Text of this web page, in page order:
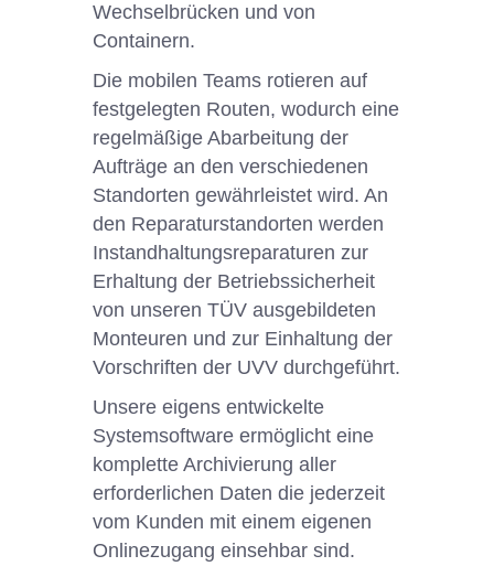
Wechselbrücken und von
Containern.
Die mobilen Teams rotieren auf
festgelegten Routen, wodurch eine
regelmäßige Abarbeitung der
Aufträge an den verschiedenen
Standorten gewährleistet wird. An
den Reparaturstandorten werden
Instandhaltungsreparaturen zur
Erhaltung der Betriebssicherheit
von unseren TÜV ausgebildeten
Monteuren und zur Einhaltung der
Vorschriften der UVV durchgeführt.
Unsere eigens entwickelte
Systemsoftware ermöglicht eine
komplette Archivierung aller
erforderlichen Daten die jederzeit
vom Kunden mit einem eigenen
Onlinezugang einsehbar sind.